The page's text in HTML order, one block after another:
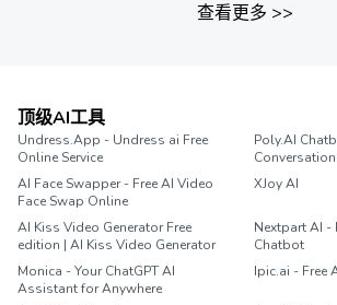
查看更多 >>
顶级AI工具
Undress.App - Undress ai Free
Online Service
Poly.AI
AI Face Swapper - Free AI Video
Face Swap Online
XJoy AI
AI Kiss Video Generator Free
edition | AI Kiss Video Generator
Nextpart AI -
Chatbot
Monica - Your ChatGPT AI
Assistant for Anywhere
Ipic.ai - Free